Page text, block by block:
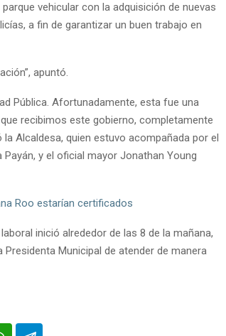
vehicular con la adquisición de nuevas
a fin de garantizar un buen trabajo en
apuntó.
Pública. Afortunadamente, esta fue una
recibimos este gobierno, completamente
Alcaldesa, quien estuvo acompañada por el
y el oficial mayor Jonathan Young
Roo estarían certificados
inició alrededor de las 8 de la mañana,
Municipal de atender de manera